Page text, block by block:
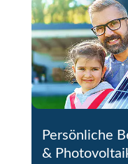
Persönliche
&